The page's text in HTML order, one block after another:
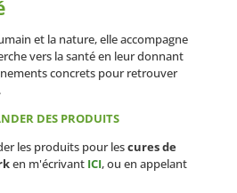
et la nature, elle accompagne
vers la santé en leur donnant
concrets pour retrouver
DES PRODUITS
les produits pour lescures de
en m'écrivant ICI, ou en appelant